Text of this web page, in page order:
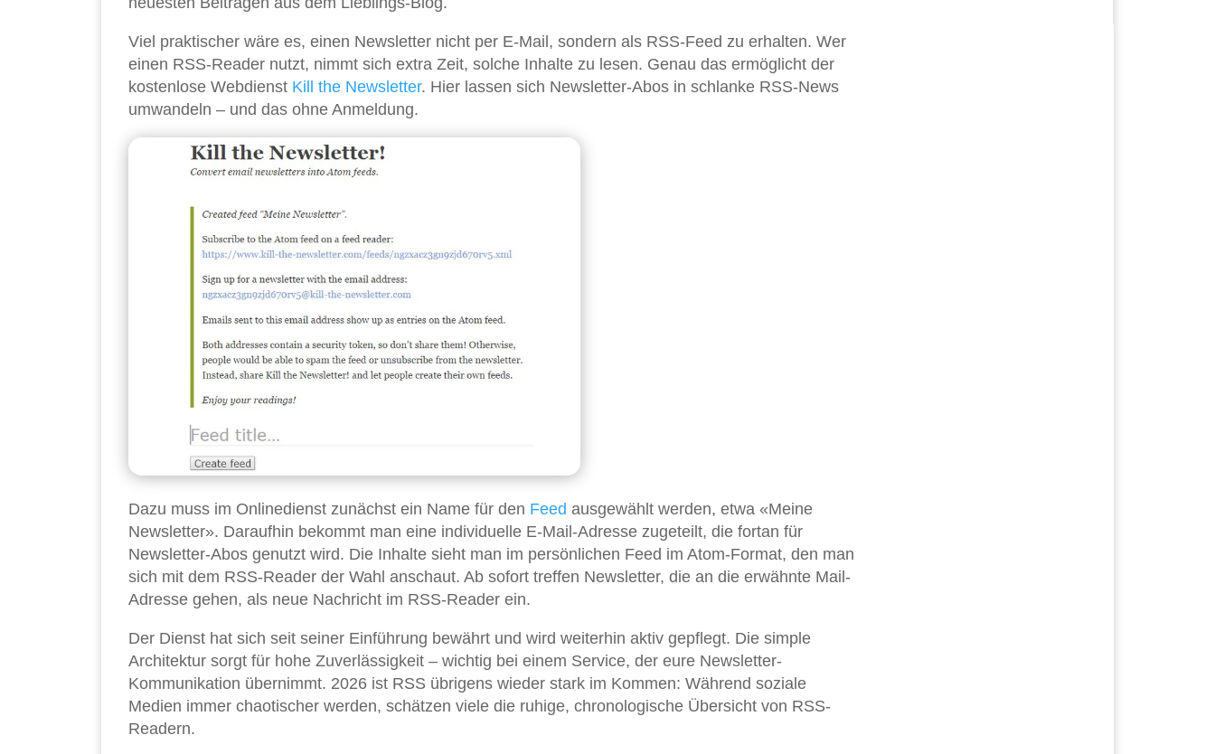
Viel praktischer wäre es, einen Newsletter nicht per E-Mail, sondern als RSS-Feed zu erhalten. Wer
einen RSS-Reader nutzt, nimmt sich extra Zeit, solche Inhalte zu lesen. Genau das ermöglicht der
kostenlose Webdienst Kill the Newsletter. Hier lassen sich Newsletter-Abos in schlanke RSS-News
umwandeln – und das ohne Anmeldung.
Dazu muss im Onlinedienst zunächst ein Name für den Feed ausgewählt werden, etwa «Meine
Newsletter». Daraufhin bekommt man eine individuelle E-Mail-Adresse zugeteilt, die fortan für
Newsletter-Abos genutzt wird. Die Inhalte sieht man im persönlichen Feed im Atom-Format, den man
sich mit dem RSS-Reader der Wahl anschaut. Ab sofort treffen Newsletter, die an die erwähnte Mail-
Adresse gehen, als neue Nachricht im RSS-Reader ein.
Der Dienst hat sich seit seiner Einführung bewährt und wird weiterhin aktiv gepflegt. Die simple
Architektur sorgt für hohe Zuverlässigkeit – wichtig bei einem Service, der eure Newsletter-
Kommunikation übernimmt. 2026 ist RSS übrigens wieder stark im Kommen: Während soziale
Medien immer chaotischer werden, schätzen viele die ruhige, chronologische Übersicht von RSS-
Readern.